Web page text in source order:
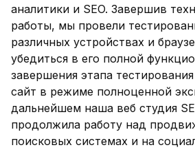
аналитики и SEO. Завершив
работы, мы провели
различных устройствах и
убедиться в его полной
завершения этапа
сайт в режиме полноценной
дальнейшем наша веб студия
продолжила работу над
поисковых системах и на